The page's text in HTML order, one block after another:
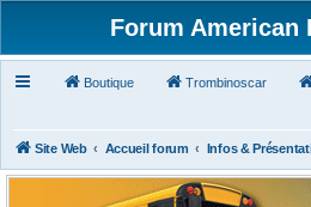
Forum American
Boutique Trombinoscar
Site Web Accueil forum Infos &